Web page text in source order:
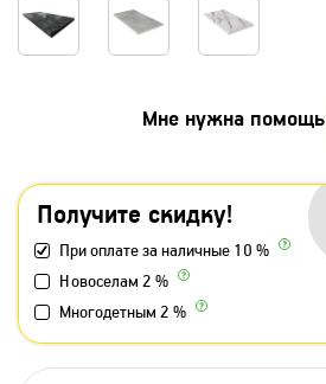
Получите скидку!
При оплате за наличные 10 %
Новоселам 2 %
Многодетным 2 %
Мне нужна помощь